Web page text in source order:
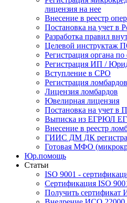
лицензия на нее
Внесение в реестр
Постановка на учет в
Разработка правил
Целевой инструктаж
Регистрация органа
Регистрация ИП /
Вступление в СРО
Регистрация ломбардов
Лицензия ломбардов
Ювелирная лицензия
Постановка на учет в
Выписка из ЕГРЮЛ
Внесение в реестр
ГИИС ДМ ДК
Готовая МФО
Юр.помощь
Статьи
ISO 9001 -
Сертификация ISO
Получить сертификат